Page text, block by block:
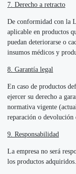
7. Derecho a retracto
De conformidad con la
aplicable en productos
puedan deteriorarse o
insumos médicos y
8. Garantía legal
En caso de productos
ejercer su derecho a
normativa vigente
reparación o
9. Responsabilidad
La empresa no será
los productos adquiridos.